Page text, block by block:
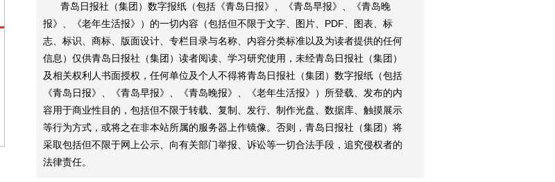
青岛日报社（集团）数字报纸（包括《青岛日报》、《青岛早报》、《青岛晚
报》、《老年生活报》）的一切内容（包括但不限于文字、图片、PDF、图表、标
志、标识、商标、版面设计、专栏目录与名称、内容分类标准以及为读者提供的任何
信息）仅供青岛日报社（集团）读者阅读、学习研究使用，未经青岛日报社（集团）
及相关权利人书面授权，任何单位及个人不得将青岛日报社（集团）数字报纸（包括
《青岛日报》、《青岛早报》、《青岛晚报》、《老年生活报》）所登载、发布的内
容用于商业性目的，包括但不限于转载、复制、发行、制作光盘、数据库、触摸展示
等行为方式，或将之在非本站所属的服务器上作镜像。否则，青岛日报社（集团）将
采取包括但不限于网上公示、向有关部门举报、诉讼等一切合法手段，追究侵权者的
法律责任。